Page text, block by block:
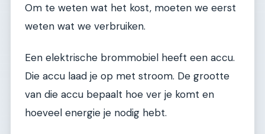
Om te weten wat het kost, moeten we eerst
weten wat we verbruiken.
Een elektrische brommobiel heeft een accu.
Die accu laad je op met stroom. De grootte
van die accu bepaalt hoe ver je komt en
hoeveel energie je nodig hebt.